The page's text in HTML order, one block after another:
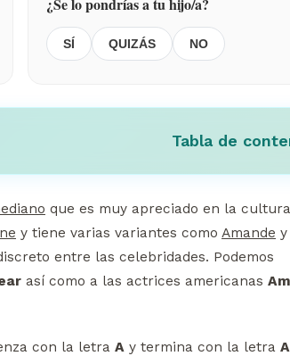
SÍ QUIZÁS NO
Tabla de
que es muy apreciado en la cultura
y tiene varias variantes como Amande y
entre las celebridades. Podemos
así como a las actrices americanas
con la letra A y termina con la letra A